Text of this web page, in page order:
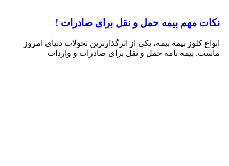
نکات مهم بیمه حمل و نقل برای صادرات !
انواع کلوز بیمه بیمه، یکی از اثرگذارترین تحولات دنیای امروز
ماست. بیمه نامه حمل و نقل برای صادرات و واردات